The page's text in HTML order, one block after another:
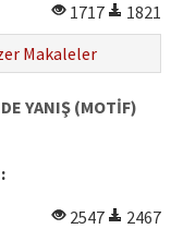
1717
1821
Makaleler
YANIŞ (MOTİF)
2547
2467